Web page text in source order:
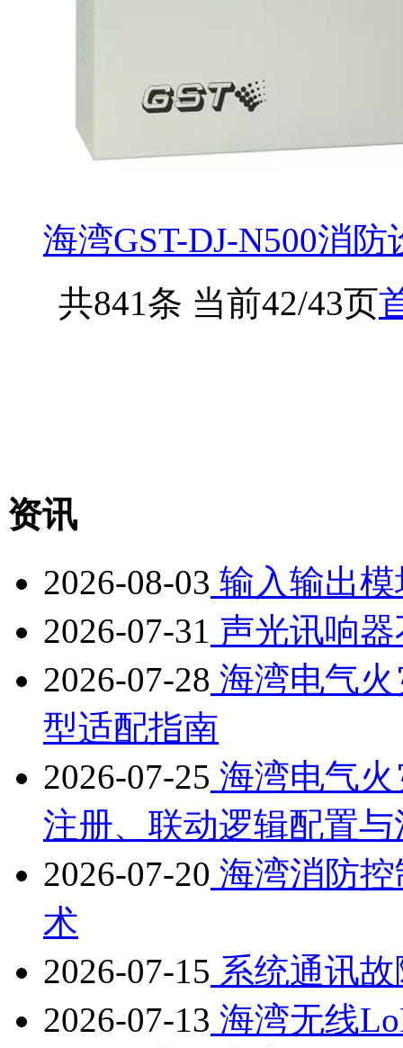
海湾GST-DJ-N500消
共841条 当前42/43页
资讯
2026-08-03 输入输出
2026-07-31 声光讯响
2026-07-28 海湾电气
型适配指南
2026-07-25 海湾电气
注册、联动逻辑配置
2026-07-20 海湾消防
术
2026-07-15 系统通讯
2026-07-13 海湾无线